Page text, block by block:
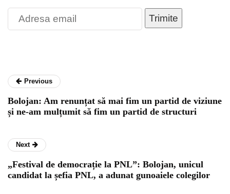
Trimite
Previous
Bolojan: Am renunțat să mai fim un partid de viziune
și ne-am mulțumit să fim un partid de structuri
Next
„Festival de democrație la PNL”: Bolojan, unicul
candidat la șefia PNL, a adunat gunoaiele colegilor